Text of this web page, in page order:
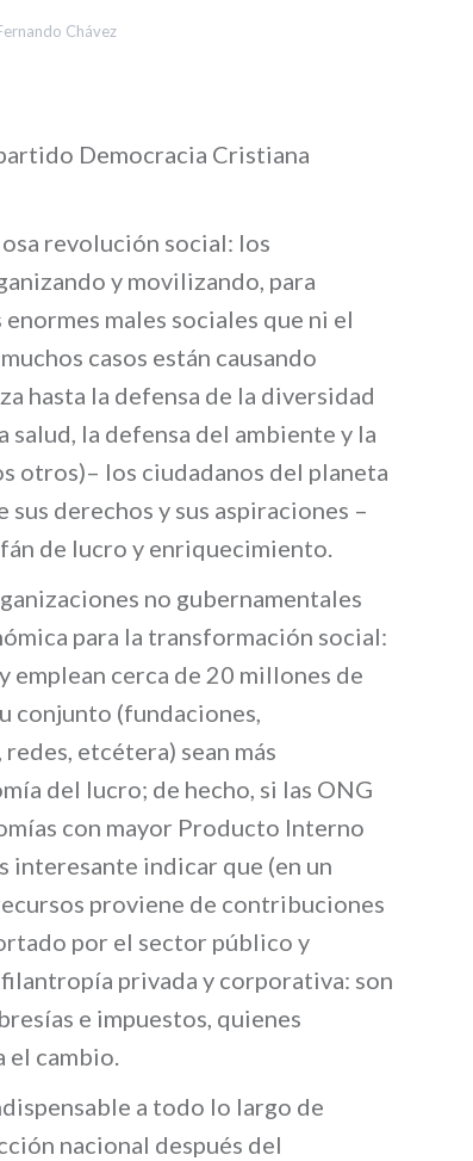
Chávez
Democracia Cristiana
revolución social: los
y movilizando, para
males sociales que ni el
casos están causando
hasta la defensa de la diversidad
salud, la defensa del ambiente y la
otros)– los ciudadanos del planeta
derechos y sus aspiraciones –
de lucro y enriquecimiento.
no gubernamentales
para la transformación social:
emplean cerca de 20 millones de
conjunto (fundaciones,
etcétera) sean más
del lucro; de hecho, si las ONG
con mayor Producto Interno
interesante indicar que (en un
proviene de contribuciones
por el sector público y
privada y corporativa: son
e impuestos, quienes
cambio.
a todo lo largo de
nacional después del